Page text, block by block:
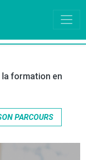
formation en
PARCOURS